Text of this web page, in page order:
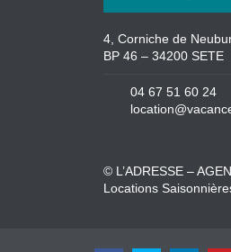
4, Corniche de
BP 46 – 34200 SETE
04 67 51 60 24
© L’ADRESSE –
Locations